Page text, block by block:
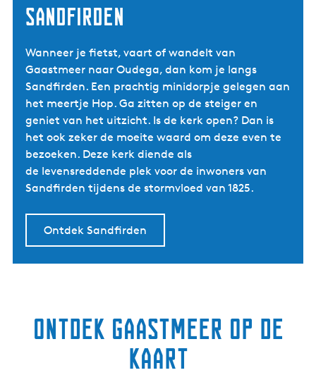
Sandfirden
Wanneer je fietst, vaart of wandelt van
Gaastmeer naar Oudega, dan kom je langs
Sandfirden. Een prachtig minidorpje gelegen aan
het meertje Hop. Ga zitten op de steiger en
geniet van het uitzicht. Is de kerk open? Dan is
het ook zeker de moeite waard om deze even te
bezoeken. Deze kerk diende als
de levensreddende plek voor de inwoners van
Sandfirden tijdens de stormvloed van 1825.
Ontdek Sandfirden
Ontdek Gaastmeer op de
kaart